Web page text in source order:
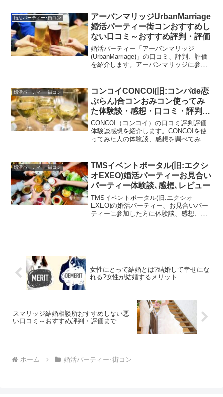
方が多い」「離婚歴やシンママでも理解
あるかあらかじめわかるようにして欲し
い」「席替えフリータイムも女性が選べ
るようにして欲しい」「男女で出会いに
対する温度差が激しい」等の評判、評価
もありました。エヴァのふれあいパーテ
ィーで婚活しようか迷っている方の参考
になれば幸いです。
見つかった」「恋人できた」等の口コミ
もたくさんありましたが、「婚活目的の
男性はほとんどいなかった。既婚者もい
た」「ホテルに誘われた」「一人じゃ行
けない」「自分で金払って食べた方がマ
シ」「純粋な出会いはない」等の評判、
評価もありました。相席屋で婚活、恋
活、出会い探ししようか迷っている方の
婚活パーティー･街コン
アーバンマリッジUrbanMarriage
婚活パーティー街コンおすすめし
ない口コミ～おすすめ評判・評価
婚活パーティー「アーバンマリッジ
(UrbanMarriage)」の口コミ、評判、評価
を紹介します。アーバンマリッジに参加
もありましたが、「いい人と出会えな
い」「○○職業の人中心とあってもその職
業の人が1人もいないことあった」「安い
ので1人くらいは変な人いる」「スタッフ
対応悪く行くのやめた」等の評判、評価
もありました。アーバンマリッジで婚活
しようか迷っている方の参考になれば幸
いです。
婚活パーティー･街コン
コンコイCONCOI(旧:コンパde恋
ぷらん)合コンおみコン使ってみ
た体験談・感想・口コミ・評判・
評価
CONCOI（コンコイ）の口コミ評判評価
体験談感想を紹介します。CONCOIを使
ってみた人の体験談、感想を調べてみる
少ない」「おみコンに同席あるのが安
心」「一人でも参加できる」等の口コミ
もありましたが、「プロフィールで顔写
真、身長、体重開示して欲しい」「おみ
コン成立しない」「職業をごまかしてる
人もいる」「お金などに困っている女性
多そうで婚活には向かないかも」等の評
判評価もありました。CONCOIで婚活、
婚活パーティー･街コン
TMSイベントポータル(旧:エクシ
オEXEO)婚活パーティーお見合い
パーティー体験談､感想､レビュー
TMSイベントポータル(旧:エクシオ
EXEO)の婚活パーティー、お見合いパー
ティーに参加した方に体験談、感想、レ
かりませんが、カップリングの率も高め
のようで、結婚相手が見つかった体験談
女性にとって結婚とは?結婚して幸せにな
れる?女性が結婚するメリット
スマリッジ結婚相談所おすすめしない悪
い口コミ～おすすめ評判・評価まで
ホーム 婚活パーティー･街コン